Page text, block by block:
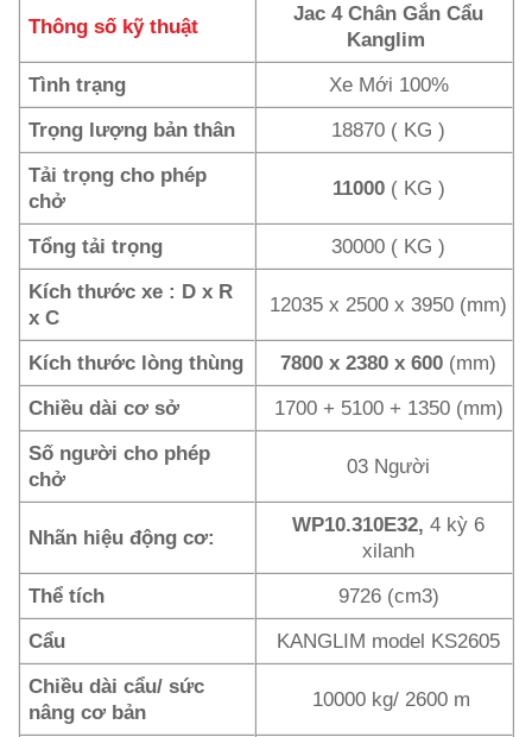
Thông số kỹ thuật
Jac 4 Chân Gắn Cẩu
Kanglim
Tình trạng
Xe Mới 100%
Trọng lượng bản thân
18870 ( KG )
Tải trọng cho phép
chở
11000 ( KG )
Tổng tải trọng
30000 ( KG )
Kích thước xe : D x R
x C
12035 x 2500 x 3950 (mm)
Kích thước lòng thùng 7800 x 2380 x 600 (mm)
Chiều dài cơ sở
1700 + 5100 + 1350 (mm)
Số người cho phép
chở
03 Người
Nhãn hiệu động cơ:
WP10.310E32,4 kỳ 6
xilanh
Thể tích
9726 (cm3)
Cẩu
KANGLIM model KS2605
Chiều dài cẩu/ sức
nâng cơ bản
10000 kg/ 2600 m